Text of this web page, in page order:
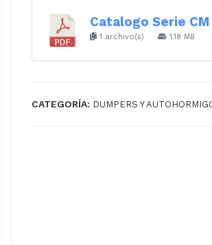
Catalogo Serie CM
1 archivo(s) 1.18 MB
CATEGORÍA: DUMPERS Y